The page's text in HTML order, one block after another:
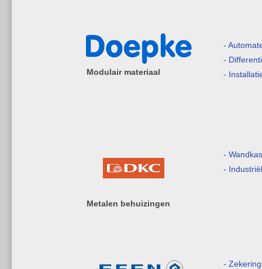
Modulair materiaal
-
-
-
Metalen behuizingen
-
-
-